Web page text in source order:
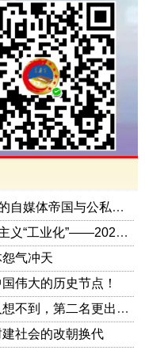
加民｜“胡锡进现象”：退休总编辑的自媒体帝国与公私边界之问
邱大军｜战争“恐怖主义化”与恐怖主义“工业化”——2026年混合冲突模式观察报告
气冲天
伟大的历史节点！
中国是全球第一大农业国，很多人想不到，第二名更出人意料
社会的改朝换代